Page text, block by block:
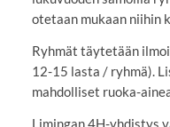
otetaan mukaan niihin
Ryhmät täytetään
12-15 lasta / ryhmä).
mahdolliset ruoka-
Limingan 4H-yhdistys